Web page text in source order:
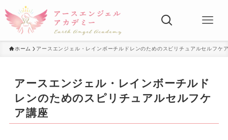
ホーム アースエンジェル・レインボーチルドレンのためのスピリチュアルセルフケ
アースエンジェル・レインボーチルド
レンのためのスピリチュアルセルフケ
ア講座